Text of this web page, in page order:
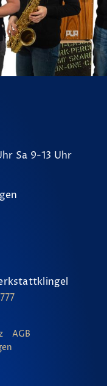
Sa 9-13 Uhr
AGB